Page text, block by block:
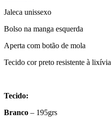
Jaleca unissexo
Bolso na manga esquerda
Aperta com botão de mola
Tecido cor preto resistente à lixívia
Tecido:
Branco – 195grs